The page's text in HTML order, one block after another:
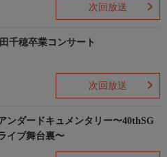
次回放送
千穂卒業コンサート
次回放送
ンダードキュメンタリー〜40thSG
イブ舞台裏〜